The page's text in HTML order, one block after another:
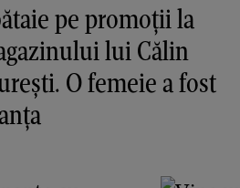
pe promoții la
lui Călin
O femeie a fost